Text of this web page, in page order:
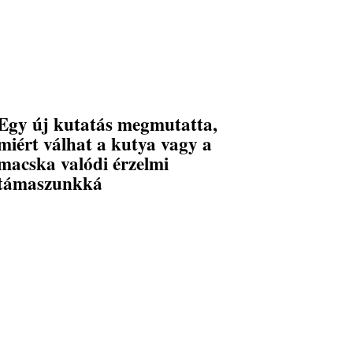
új kutatás megmutatta,
válhat a kutya vagy a
valódi érzelmi